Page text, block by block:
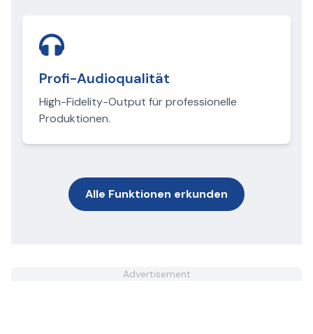
Profi-Audioqualität
High-Fidelity-Output für professionelle
Produktionen.
Alle Funktionen erkunden
Advertisement